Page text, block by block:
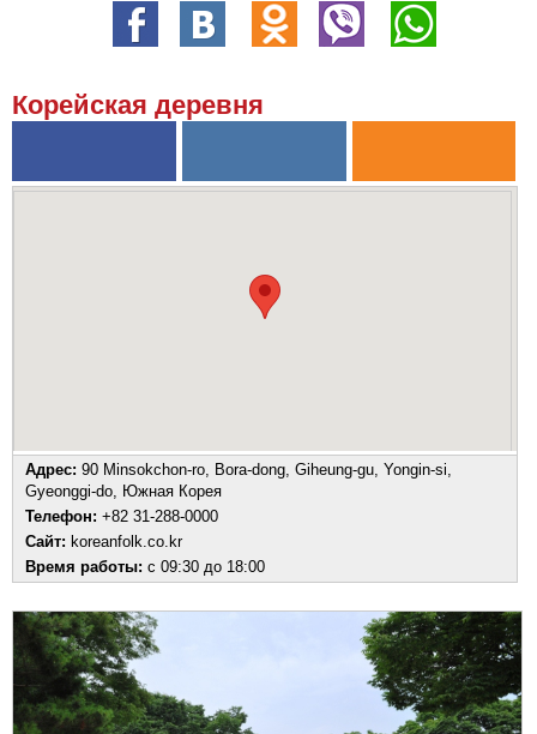
Корейская деревня
Адрес: 90 Minsokchon-ro, Bora-dong, Giheung-gu, Yongin-si,
Gyeonggi-do, Южная Корея
Телефон: +82 31-288-0000
Сайт: koreanfolk.co.kr
Время работы: с 09:30 до 18:00